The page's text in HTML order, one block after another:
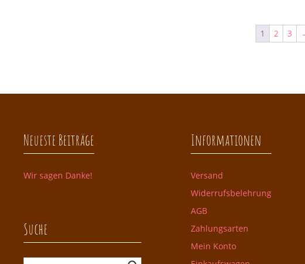
1 2 3
Neueste Beiträge
Wir sagen Danke!
Suche
Informationen
Versand
Widerrufsbelehrung
AGB
Zahlungsarten
Mein Konto